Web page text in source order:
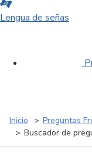
Lengua de señas
Inicio
Preguntas
Buscador de